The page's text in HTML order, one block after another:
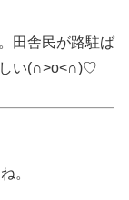
田舎民が路駐ば
しい(∩˃o˂∩)♡
。